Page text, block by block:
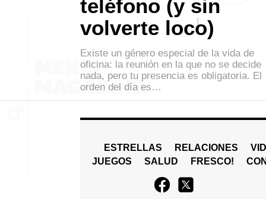
teléfono (y sin
volverte loco)
Existe un género especial de la vida de
oficina: la reunión en la que no se decide
nada, pero tu presencia es obligatoria. El
orden del día es…
ESTRELLAS RELACIONES
JUEGOS
SALUD FRESCO!